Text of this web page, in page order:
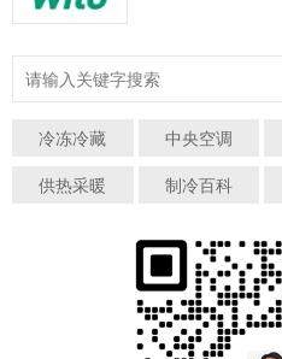
冷冻冷藏 中央空调
供热采暖
制冷百科